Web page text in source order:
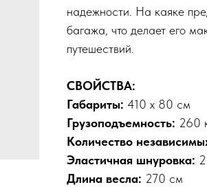
надежности. На каяке
багажа, что делает его
путешествий.
СВОЙСТВА:
Габариты: 410 х 80 см
Грузоподъемность: 260
Количество
Эластичная шнуровка:
Длина весла: 270 см